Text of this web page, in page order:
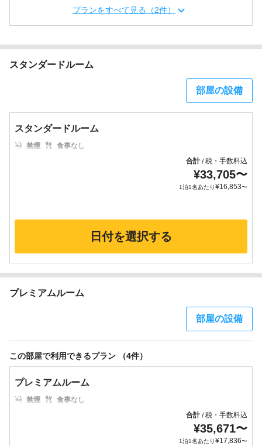
プランをすべて見る（2件）
スタンダードルーム
部屋の設備
スタンダードルーム
禁煙
食事なし
合計/税・手数料込
¥33,705〜
1泊1名あたり¥16,853〜
日付を選択する
プレミアムルーム
部屋の設備
この部屋で利用できるプラン （4件）
プレミアムルーム
禁煙
食事なし
合計/税・手数料込
¥35,671〜
1泊1名あたり¥17,836〜